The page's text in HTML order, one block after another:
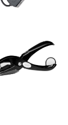
Bấm 1 lổ Kanex
SHP20 – 8 tờ